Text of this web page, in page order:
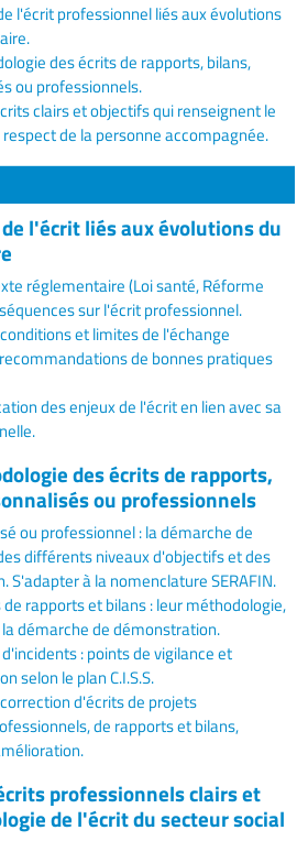
l'écrit professionnel liés aux évolutions
des écrits de rapports, bilans,
ou professionnels.
clairs et objectifs qui renseignent le
de la personne accompagnée.
l'écrit liés aux évolutions du
réglementaire (Loi santé, Réforme
sur l'écrit professionnel.
et limites de l'échange
de bonnes pratiques
des enjeux de l'écrit en lien avec sa
des écrits de rapports,
ou professionnels
ou professionnel : la démarche de
différents niveaux d'objectifs et des
S'adapter à la nomenclature SERAFIN.
rapports et bilans : leur méthodologie,
démarche de démonstration.
: points de vigilance et
selon le plan C.I.S.S.
d'écrits de projets
de rapports et bilans,
professionnels clairs et
de l'écrit du secteur social